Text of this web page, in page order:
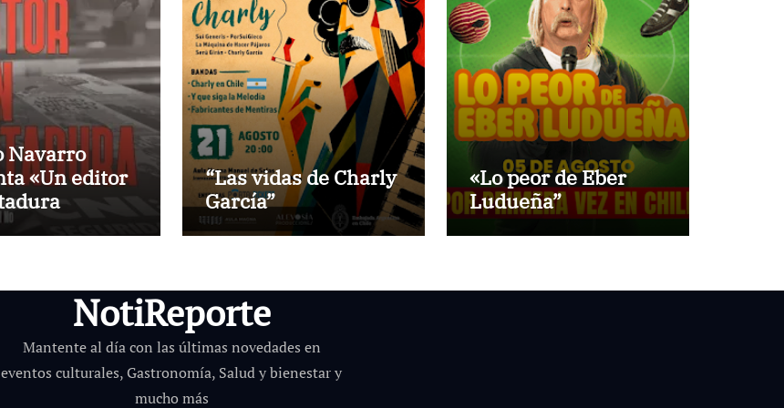
Navarro
«Un editor
“Las vidas de Charly
García”
«Lo peor de Eber
Ludueña”
NotiReporte
Mantente al día con las últimas novedades en
eventos culturales, Gastronomía, Salud y bienestar y
mucho más